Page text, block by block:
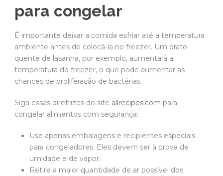
para congelar
É importante deixar a comida esfriar até a temperatura
ambiente antes de colocá-la no freezer. Um prato
quente de lasanha, por exemplo, aumentará a
temperatura do freezer, o que pode aumentar as
chances de proliferação de bactérias.
Siga essas diretrizes do site allrecipes.com para
congelar alimentos com segurança:
Use apenas embalagens e recipientes especiais
para congeladores. Eles devem ser à prova de
umidade e de vapor.
Retire a maior quantidade de ar possível dos